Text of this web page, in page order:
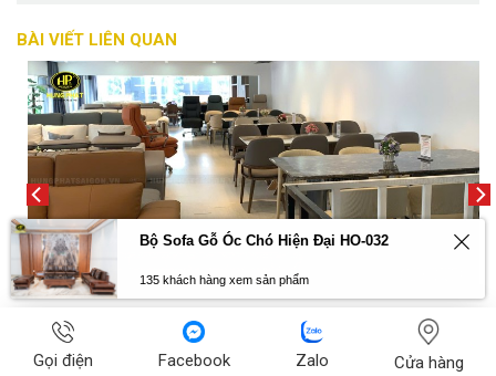
BÀI VIẾT LIÊN QUAN
Mua Nội Thất Tại Hòa Bình Ở Đâu Giá Rẻ Uy Tín
29/07/2026
Hòa Bình là một tỉnh miền núi thuộc vùng Tây Bắc Bộ, Việt Nam.
Gọi điện Facebook Zalo Cửa hàng
Bộ Sofa Gỗ Óc Chó Hiện Đại HO-032
135 khách hàng xem sản phẩm